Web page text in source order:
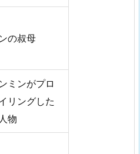
の叔母
ミンがプロ
リングした
物